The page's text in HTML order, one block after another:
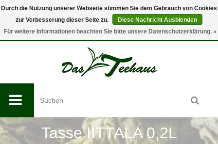
0
Tasse IITTALA 0,2L
Durch die Nutzung unserer Webseite stimmen Sie dem Gebrauch von Cookies
zur Verbesserung dieser Seite zu.
Diese Nachricht Ausblenden
Für weitere Informationen beachten Sie bitte unsere Datenschutzerklärung. »